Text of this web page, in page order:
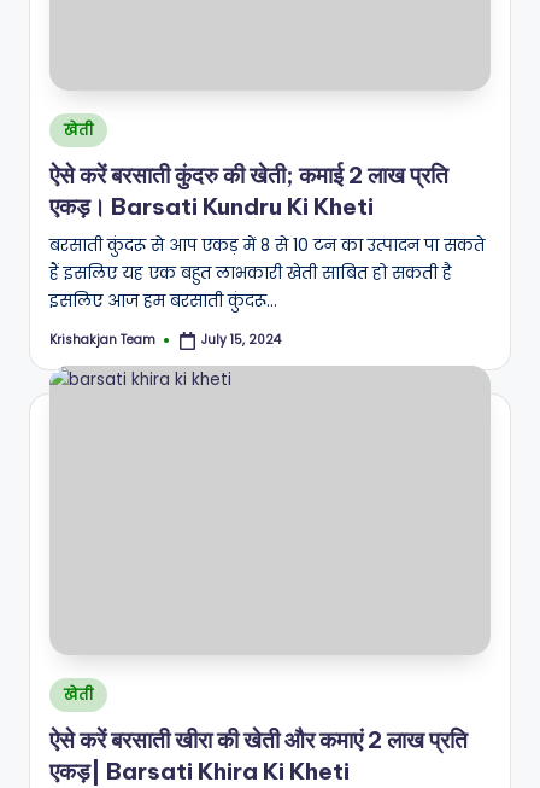
Posted
in
खेती
ऐसे करें बरसाती कुंदरु की खेती; कमाई 2 लाख प्रति
एकड़। Barsati Kundru Ki Kheti
बरसाती कुंदरू से आप एकड़ में 8 से 10 टन का उत्पादन पा सकते
हैं इसलिए यह एक बहुत लाभकारी खेती साबित हो सकती है
इसलिए आज हम बरसाती कुंदरू…
Posted
Krishakjan Team July 15, 2024
Posted
in
खेती
ऐसे करें बरसाती खीरा की खेती और कमाएं 2 लाख प्रति
एकड़| Barsati Khira Ki Kheti